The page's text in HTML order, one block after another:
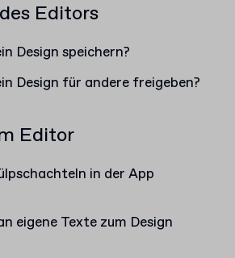
Editors
Design speichern?
Design für andere freigeben?
Editor
in der App
eigene Texte zum Design